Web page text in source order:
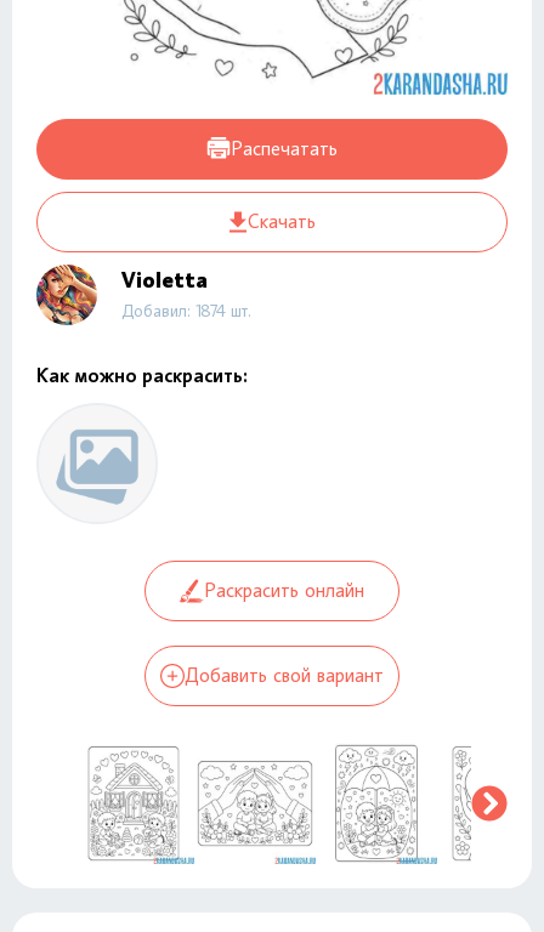
Распечатать
Скачать
Violetta
Добавил: 1874 шт.
Как можно раскрасить:
Раскрасить онлайн
Добавить свой вариант